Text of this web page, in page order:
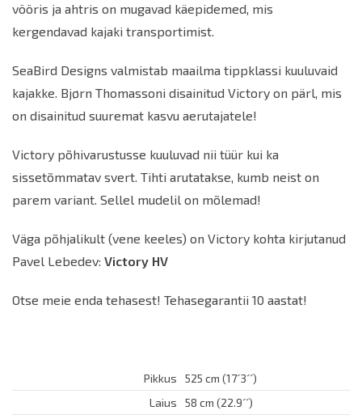
vööris ja ahtris on mugavad käepidemed, mis
kergendavad kajaki transportimist.
SeaBird Designs valmistab maailma tippklassi kuuluvaid
kajakke. Bjørn Thomassoni disainitud Victory on pärl, mis
on disainitud suuremat kasvu aerutajatele!
Victory põhivarustusse kuuluvad nii tüür kui ka
sissetõmmatav svert. Tihti arutatakse, kumb neist on
parem variant. Sellel mudelil on mõlemad!
Väga põhjalikult (vene keeles) on Victory kohta kirjutanud
Pavel Lebedev: Victory HV
Otse meie enda tehasest! Tehasegarantii 10 aastat!
Pikkus
525 cm (17´3´´)
Laius
58 cm (22.9´´)